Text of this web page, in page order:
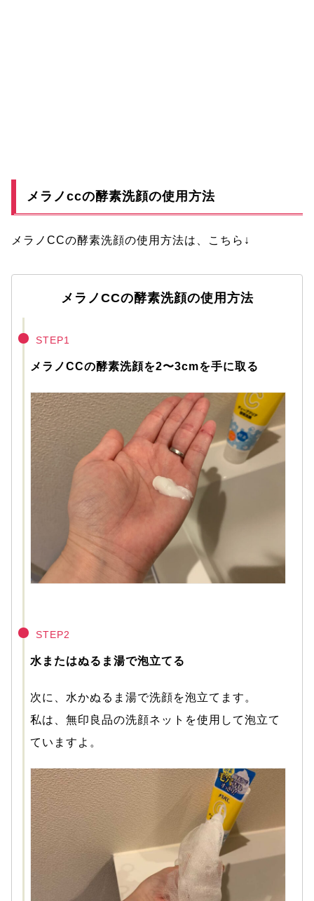
メラノccの酵素洗顔の使用方法
メラノCCの酵素洗顔の使用方法は、こちら↓
メラノCCの酵素洗顔の使用方法
STEP1
メラノCCの酵素洗顔を2〜3cmを手に取る
STEP2
水またはぬるま湯で泡立てる
次に、水かぬるま湯で洗顔を泡立てます。
私は、無印良品の洗顔ネットを使用して泡立て
ていますよ。